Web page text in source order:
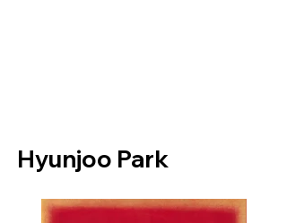
Hyunjoo Park